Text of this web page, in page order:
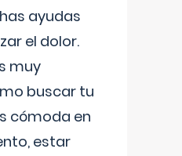
ayudas
el dolor.
muy
buscar tu
cómoda en
estar